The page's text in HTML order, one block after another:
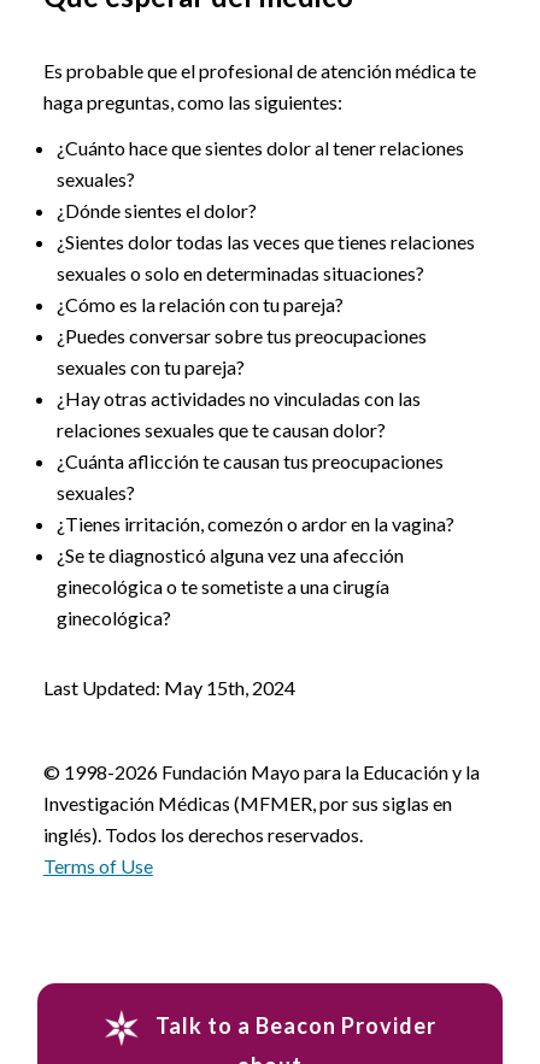
Es probable que el profesional de atención médica te
haga preguntas, como las siguientes:
¿Cuánto hace que sientes dolor al tener relaciones
sexuales?
¿Dónde sientes el dolor?
¿Sientes dolor todas las veces que tienes relaciones
sexuales o solo en determinadas situaciones?
¿Cómo es la relación con tu pareja?
¿Puedes conversar sobre tus preocupaciones
sexuales con tu pareja?
¿Hay otras actividades no vinculadas con las
relaciones sexuales que te causan dolor?
¿Cuánta aflicción te causan tus preocupaciones
sexuales?
¿Tienes irritación, comezón o ardor en la vagina?
¿Se te diagnosticó alguna vez una afección
ginecológica o te sometiste a una cirugía
ginecológica?
Last Updated: May 15th, 2024
© 1998-2026 Fundación Mayo para la Educación y la
Investigación Médicas (MFMER, por sus siglas en
inglés). Todos los derechos reservados.
Terms of Use
Talk to a Beacon Provider